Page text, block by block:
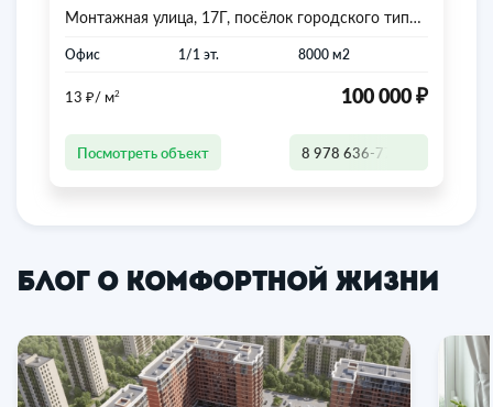
Монтажная улица, 17Г, посёлок городского типа
Республика Крым
Офис 1/1 эт. 8000 м2
100 000 ₽
13 ₽/ м2
Посмотреть объект 8 978 636-77-47
Блог о комфортной жизни